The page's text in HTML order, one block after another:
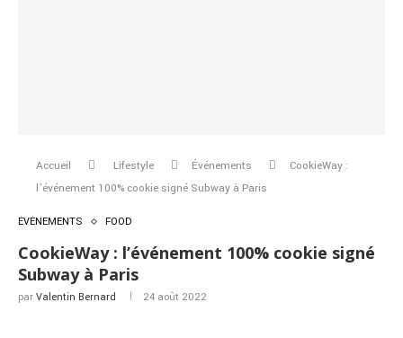
Accueil Lifestyle Événements
CookieWay :
l’événement 100% cookie signé Subway à Paris
ÉVÉNEMENTS FOOD
CookieWay : l’événement 100% cookie signé
Subway à Paris
par Valentin Bernard 24 août 2022